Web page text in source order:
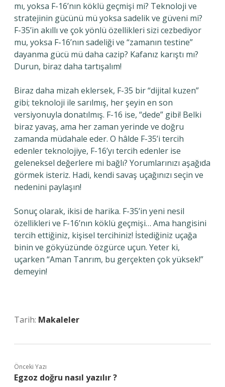
mı, yoksa F-16’nın köklü geçmişi mi? Teknoloji ve
stratejinin gücünü mü yoksa sadelik ve güveni mi?
F-35’in akıllı ve çok yönlü özellikleri sizi cezbediyor
mu, yoksa F-16’nın sadeliği ve “zamanın testine”
dayanma gücü mü daha cazip? Kafanız karıştı mı?
Durun, biraz daha tartışalım!
Biraz daha mizah eklersek, F-35 bir “dijital kuzen”
gibi; teknoloji ile sarılmış, her şeyin en son
versiyonuyla donatılmış. F-16 ise, “dede” gibi! Belki
biraz yavaş, ama her zaman yerinde ve doğru
zamanda müdahale eder. O hâlde F-35’i tercih
edenler teknolojiye, F-16’yı tercih edenler ise
geleneksel değerlere mi bağlı? Yorumlarınızı aşağıda
görmek isteriz. Hadi, kendi savaş uçağınızı seçin ve
nedenini paylaşın!
Sonuç olarak, ikisi de harika. F-35’in yeni nesil
özellikleri ve F-16’nın köklü geçmişi… Ama hangisini
tercih ettiğiniz, kişisel tercihiniz! İstediğiniz uçağa
binin ve gökyüzünde özgürce uçun. Yeter ki,
uçarken “Aman Tanrım, bu gerçekten çok yüksek!”
demeyin!
Tarih: Makaleler
Önceki Yazı
Egzoz doğru nasıl yazılır ?